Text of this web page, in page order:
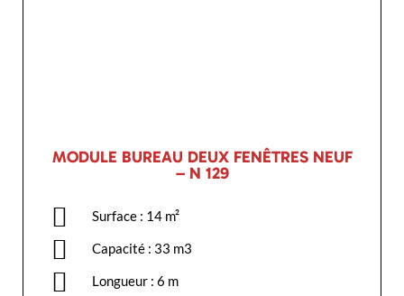
MODULE BUREAU DEUX FENÊTRES NEUF
– N 129
Surface : 14 m²
Capacité : 33 m3
Longueur : 6 m